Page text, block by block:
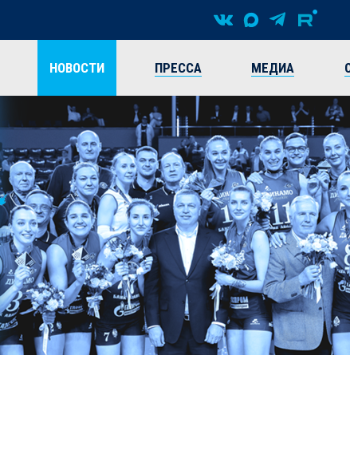
НОВОСТИ ПРЕССА МЕДИА